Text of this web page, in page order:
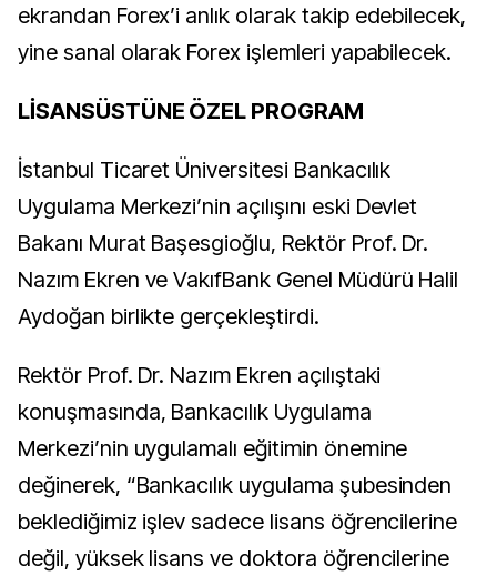
ekrandan Forex’i anlık olarak takip edebilecek,
yine sanal olarak Forex işlemleri yapabilecek.
LİSANSÜSTÜNE ÖZEL PROGRAM
İstanbul Ticaret Üniversitesi Bankacılık
Uygulama Merkezi’nin açılışını eski Devlet
Bakanı Murat Başesgioğlu, Rektör Prof. Dr.
Nazım Ekren ve VakıfBank Genel Müdürü Halil
Aydoğan birlikte gerçekleştirdi.
Rektör Prof. Dr. Nazım Ekren açılıştaki
konuşmasında, Bankacılık Uygulama
Merkezi’nin uygulamalı eğitimin önemine
değinerek, “Bankacılık uygulama şubesinden
beklediğimiz işlev sadece lisans öğrencilerine
değil, yüksek lisans ve doktora öğrencilerine